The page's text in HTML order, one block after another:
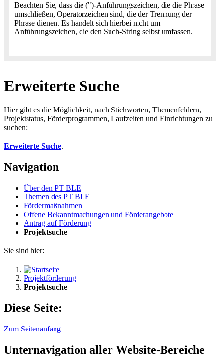
Beachten Sie, dass die (")-Anführungszeichen, die die Phrase
umschließen, Operatorzeichen sind, die der Trennung der
Phrase dienen. Es handelt sich hierbei nicht um
Anführungszeichen, die den Such-String selbst umfassen.
Erweiterte Suche
Hier gibt es die Möglichkeit, nach Stichworten, Themenfeldern,
Projektstatus, Förderprogrammen, Laufzeiten und Einrichtungen zu
suchen:
Erweiterte Suche.
Navigation
Über den PT BLE
The­men des PT BLE
För­der­maß­nah­men
Of­fe­ne Be­kannt­ma­chun­gen und För­der­an­ge­bo­te
An­trag auf För­de­rung
Pro­jekt­su­che
Sie sind hier:
Projektförderung
Projektsuche
Diese Seite:
Zum Seitenanfang
Unternavigation aller Website-Bereiche